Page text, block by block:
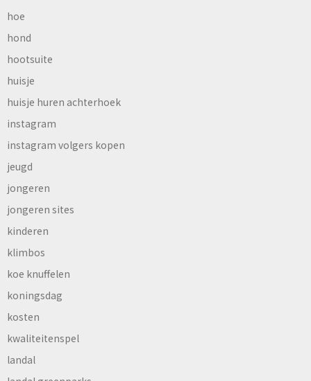
hoe
hond
hootsuite
huisje
huisje huren achterhoek
instagram
instagram volgers kopen
jeugd
jongeren
jongeren sites
kinderen
klimbos
koe knuffelen
koningsdag
kosten
kwaliteitenspel
landal